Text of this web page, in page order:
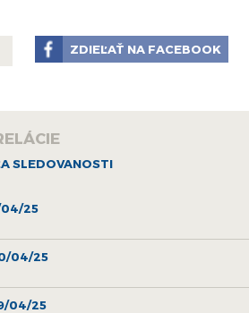
ZDIEĽAŤ NA FACEBOOK
SLEDOVANOSTI
04/25
04/25
04/25